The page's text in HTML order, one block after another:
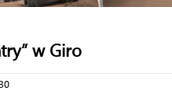
w Giro